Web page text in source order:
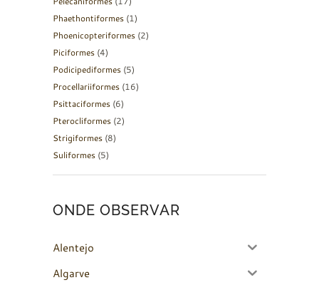
Phaethontiformes (1)
Phoenicopteriformes (2)
Piciformes (4)
Podicipediformes (5)
Procellariiformes (16)
Psittaciformes (6)
Pterocliformes (2)
Strigiformes (8)
Suliformes (5)
ONDE OBSERVAR
Alentejo
Algarve